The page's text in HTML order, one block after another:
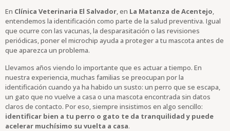
En Clínica Veterinaria El Salvador, en La Matanza de Acentejo,
entendemos la identificación como parte de la salud preventiva. Igual
que ocurre con las vacunas, la desparasitación o las revisiones
periódicas, poner el microchip ayuda a proteger a tu mascota antes de
que aparezca un problema.
Llevamos años viendo lo importante que es actuar a tiempo. En
nuestra experiencia, muchas familias se preocupan por la
identificación cuando ya ha habido un susto: un perro que se escapa,
un gato que no vuelve a casa o una mascota encontrada sin datos
claros de contacto. Por eso, siempre insistimos en algo sencillo:
identificar bien a tu perro o gato te da tranquilidad y puede
acelerar muchísimo su vuelta a casa.